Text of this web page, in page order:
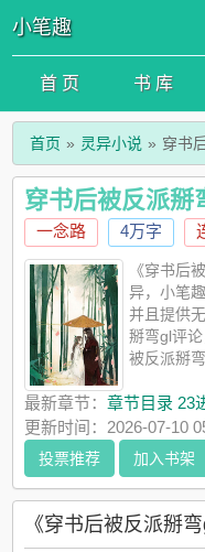
小笔趣
首 页 书 库
首页 灵异小说 穿书
穿书后被反派掰
一念路 4万字
《穿书后
异，小笔
并且提供
掰弯gl评
被反派掰
最新章节：章节目录 23
更新时间：2026-07-10
投票推荐 加入书架
《穿书后被反派掰